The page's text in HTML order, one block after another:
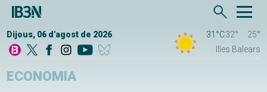
Dijous, 06 d'agost de 2026 31°C32°
25°
Illes Balears
ECONOMIA